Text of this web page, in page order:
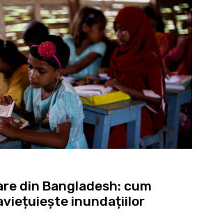
din Bangladesh: cum
inundațiilor